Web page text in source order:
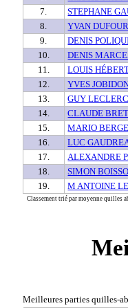
7.
STEPHANE
8.
YVAN DUFOUR
9.
DENIS
10.
DENIS
11.
LOUIS
12.
YVES
13.
GUY LECLERC
14.
CLAUDE
15.
MARIO
16.
LUC
17.
ALEXANDRE
18.
SIMON
19.
M ANTOINE
Classement trié par moyenne quilles
Meilleures parties quilles-